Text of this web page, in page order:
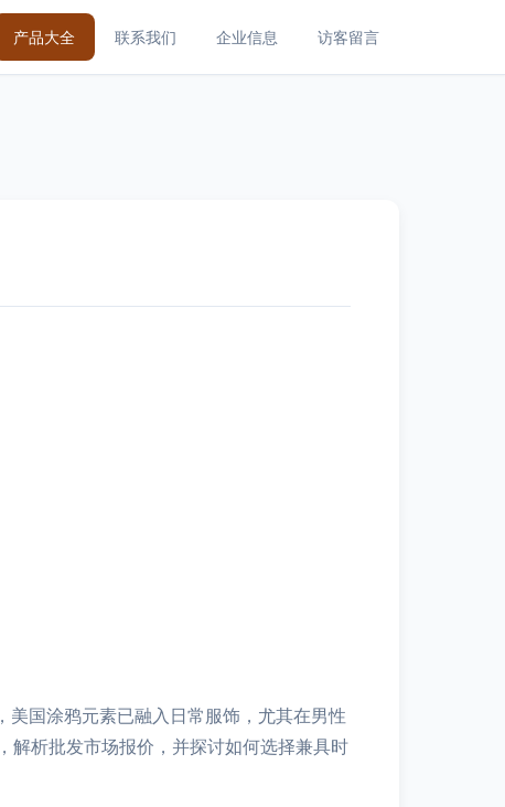
产品大全 联系我们 企业信息 访客留言
国涂鸦元素已融入日常服饰，尤其在男性
解析批发市场报价，并探讨如何选择兼具时